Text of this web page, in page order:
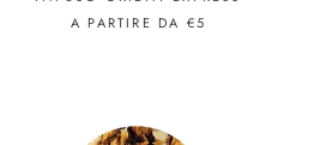
A PARTIRE DA €5